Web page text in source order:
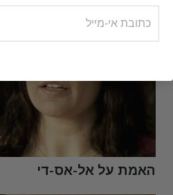
האמת על אל-אס-די